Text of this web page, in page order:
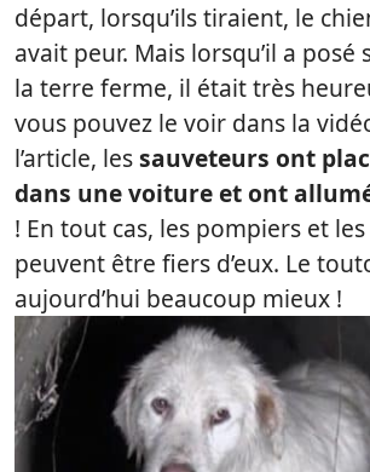
départ, lorsqu’ils tiraient, le
avait peur. Mais lorsqu’il a posé
la terre ferme, il était très
vous pouvez le voir dans la
l’article, lessauveteurs ont
dans une voiture et ont
! En tout cas, les pompiers et
peuvent être fiers d’eux. Le
aujourd’hui beaucoup mieux !